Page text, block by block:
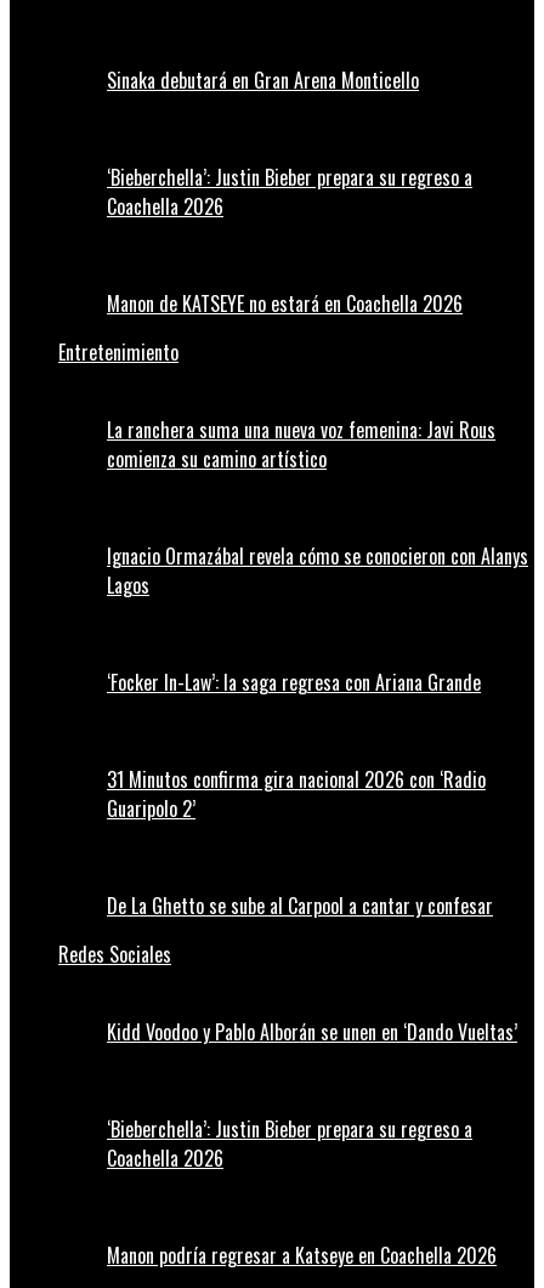
Sinaka debutará en Gran Arena Monticello
‘Bieberchella’: Justin Bieber prepara su regreso a
Coachella 2026
Manon de KATSEYE no estará en Coachella 2026
Entretenimiento
La ranchera suma una nueva voz femenina: Javi Rous
comienza su camino artístico
Ignacio Ormazábal revela cómo se conocieron con Alanys
Lagos
‘Focker In-Law’: la saga regresa con Ariana Grande
31 Minutos confirma gira nacional 2026 con ‘Radio
Guaripolo 2’
De La Ghetto se sube al Carpool a cantar y confesar
Redes Sociales
Kidd Voodoo y Pablo Alborán se unen en ‘Dando Vueltas’
‘Bieberchella’: Justin Bieber prepara su regreso a
Coachella 2026
Manon podría regresar a Katseye en Coachella 2026